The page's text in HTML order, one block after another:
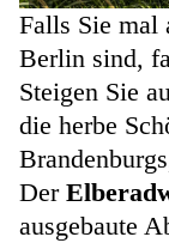
Falls Sie mal
Berlin sind,
Steigen Sie
die herbe
Der
ausgebaute